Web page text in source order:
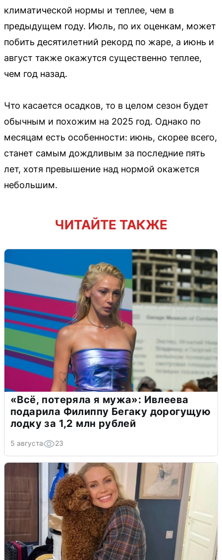
климатической нормы и теплее, чем в
предыдущем году. Июль, по их оценкам, может
побить десятилетний рекорд по жаре, а июнь и
август также окажутся существенно теплее,
чем год назад.
Что касается осадков, то в целом сезон будет
обычным и похожим на 2025 год. Однако по
месяцам есть особенности: июнь, скорее всего,
станет самым дождливым за последние пять
лет, хотя превышение над нормой окажется
небольшим.
ЧИТАЙТЕ ТАКЖЕ
«Всё, потеряла я мужа»: Ивлеева
подарила Филиппу Бегаку дорогущую
лодку за 1,2 млн рублей
5 августа 23